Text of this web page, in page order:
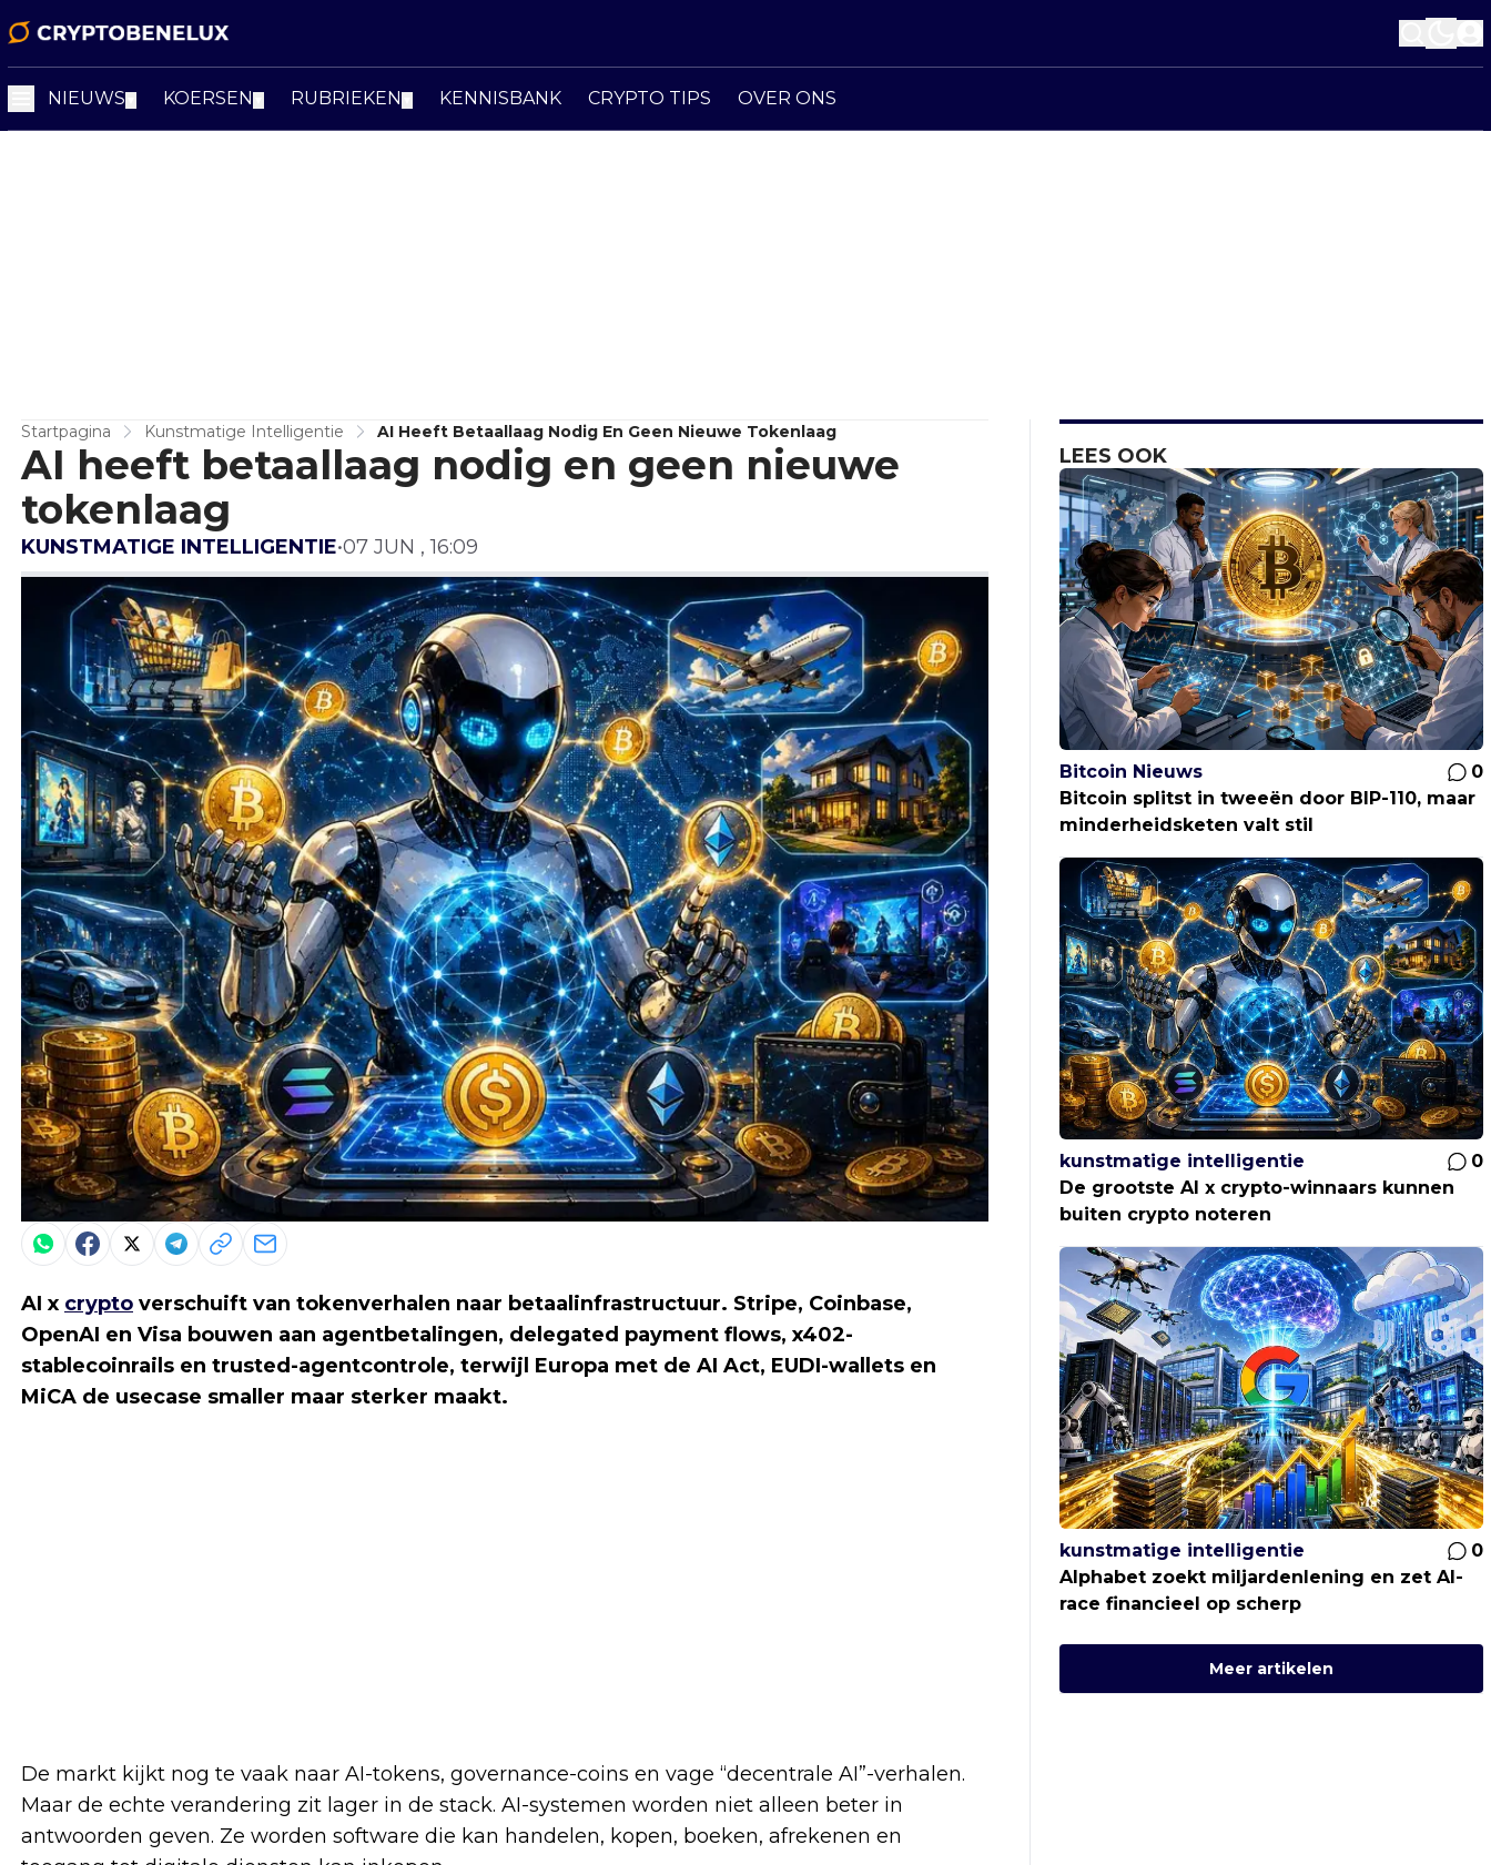
NIEUWS KOERSEN RUBRIEKEN KENNISBANK CRYPTO TIPS OVER ONS
Startpagina Kunstmatige Intelligentie AI Heeft Betaallaag Nodig En Geen Nieuwe Tokenlaag
AI heeft betaallaag nodig en geen nieuwe
tokenlaag
KUNSTMATIGE INTELLIGENTIE•07 JUN , 16:09
AI x crypto verschuift van tokenverhalen naar betaalinfrastructuur. Stripe, Coinbase,
OpenAI en Visa bouwen aan agentbetalingen, delegated payment flows, x402-
stablecoinrails en trusted-agentcontrole, terwijl Europa met de AI Act, EUDI-wallets en
MiCA de usecase smaller maar sterker maakt.
De markt kijkt nog te vaak naar AI-tokens, governance-coins en vage “decentrale AI”-verhalen.
Maar de echte verandering zit lager in de stack. AI-systemen worden niet alleen beter in
antwoorden geven. Ze worden software die kan handelen, kopen, boeken, afrekenen en
LEES OOK
Bitcoin Nieuws
0
Bitcoin splitst in tweeën door BIP-110, maar
minderheidsketen valt stil
kunstmatige intelligentie
0
De grootste AI x crypto-winnaars kunnen
buiten crypto noteren
kunstmatige intelligentie
0
Alphabet zoekt miljardenlening en zet AI-
race financieel op scherp
Meer artikelen